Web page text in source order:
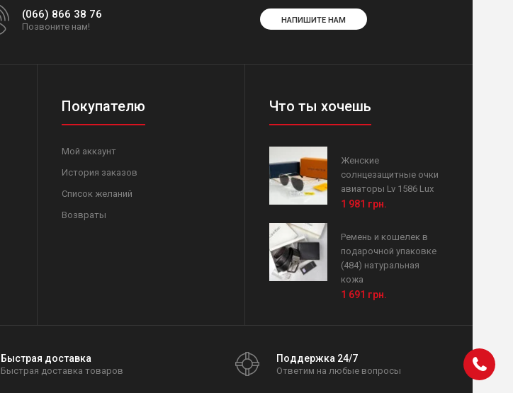
(066) 866 38 76
Позвоните нам!
НАПИШИТЕ НАМ
Покупателю
Мой аккаунт
История заказов
Список желаний
Возвраты
Что ты хочешь
Женские
солнцезащитные очки
авиаторы Lv 1586 Lux
1 981 грн.
Ремень и кошелек в
подарочной упаковке
(484) натуральная
кожа
1 691 грн.
Быстрая доставка
Быстрая доставка товаров
Поддержка 24/7
Ответим на любые вопросы